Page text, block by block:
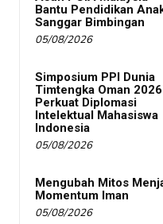
Bantu Pendidikan
Sanggar Bimbingan
05/08/2026
Simposium PPI Dunia
Timtengka Oman 2026
Perkuat Diplomasi
Intelektual Mahasiswa
Indonesia
05/08/2026
Mengubah Mitos
Momentum Iman
05/08/2026